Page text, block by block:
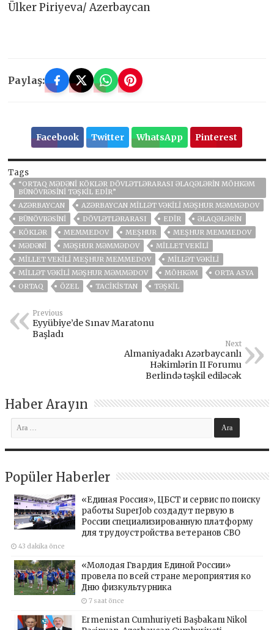
Ülker Piriyeva/ Azerbaycan
Paylaş:
Facebook Twitter WhatsApp Pinterest
Tags
“ORTAQ MƏDƏNI KÖKLƏR DÖVLƏTLƏRARASI ƏLAQƏLƏRIN MÖHKƏM
BÜNÖVRƏSINI TƏŞKIL EDIR”
AZƏRBAYCAN
AZƏRBAYCAN MILLƏT VƏKILI MƏŞHUR MƏMMƏDOV
BÜNÖVRƏSINI
DÖVLƏTLƏRARASI EDIR
ƏLAQƏLƏRIN
KÖKLƏR
MEMMEDOV MEŞHUR
MEŞHUR MEMMEDOV
MƏDƏNI
MƏŞHUR MƏMMƏDOV
MILLET VEKILI
MILLET VEKILI MEŞHUR MEMMEDOV
MILLƏT VƏKILI
MILLƏT VƏKILI MƏŞHUR MƏMMƏDOV
MÖHKƏM
ORTA ASYA
ORTAQ
ÖZEL TACİKİSTAN TƏŞKIL
Previous
Eyyübiye’de Sınav Maratonu
Başladı
Next
Almaniyadakı Azərbaycanlı
Həkimlərin II Forumu
Berlində təşkil ediləcək
Haber Arayın
Popüler Haberler
«Единая Россия», ЦБСТ и сервис по поиску
работы SuperJob создадут первую в
России специализированную платформу
для трудоустройства ветеранов СВО
43 dakika önce
«Молодая Гвардия Единой России»
провела по всей стране мероприятия ко
Дню физкультурника
7 saat önce
Ermenistan Cumhuriyeti Başbakanı Nikol